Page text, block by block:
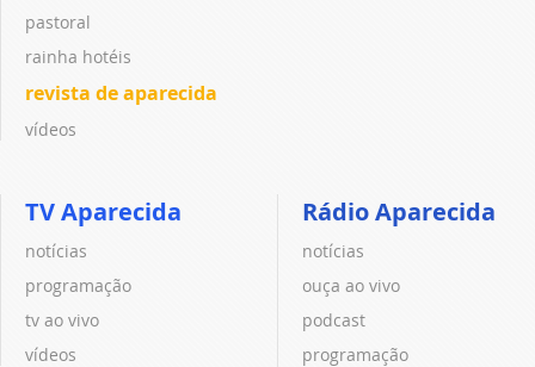
pastoral
rainha hotéis
revista de aparecida
vídeos
TV Aparecida
notícias
programação
tv ao vivo
vídeos
Rádio Aparecida
notícias
ouça ao vivo
podcast
programação